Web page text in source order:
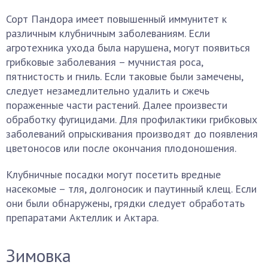
Сорт Пандора имеет повышенный иммунитет к
различным клубничным заболеваниям. Если
агротехника ухода была нарушена, могут появиться
грибковые заболевания – мучнистая роса,
пятнистость и гниль. Если таковые были замечены,
следует незамедлительно удалить и сжечь
пораженные части растений. Далее произвести
обработку фугицидами. Для профилактики грибковых
заболеваний опрыскивания производят до появления
цветоносов или после окончания плодоношения.
Клубничные посадки могут посетить вредные
насекомые – тля, долгоносик и паутинный клещ. Если
они были обнаружены, грядки следует обработать
препаратами Актеллик и Актара.
Зимовка